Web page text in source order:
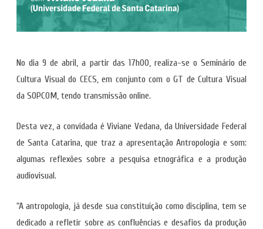
No dia 9 de abril, a partir das 17h00, realiza-se o Seminário de
Cultura Visual do CECS, em conjunto com o GT de Cultura Visual
da SOPCOM, tendo transmissão online.
Desta vez, a convidada é Viviane Vedana, da Universidade Federal
de Santa Catarina, que traz a apresentação Antropologia e som:
algumas reflexões sobre a pesquisa etnográfica e a produção
audiovisual.
“A antropologia, já desde sua constituição como disciplina, tem se
dedicado a refletir sobre as confluências e desafios da produção